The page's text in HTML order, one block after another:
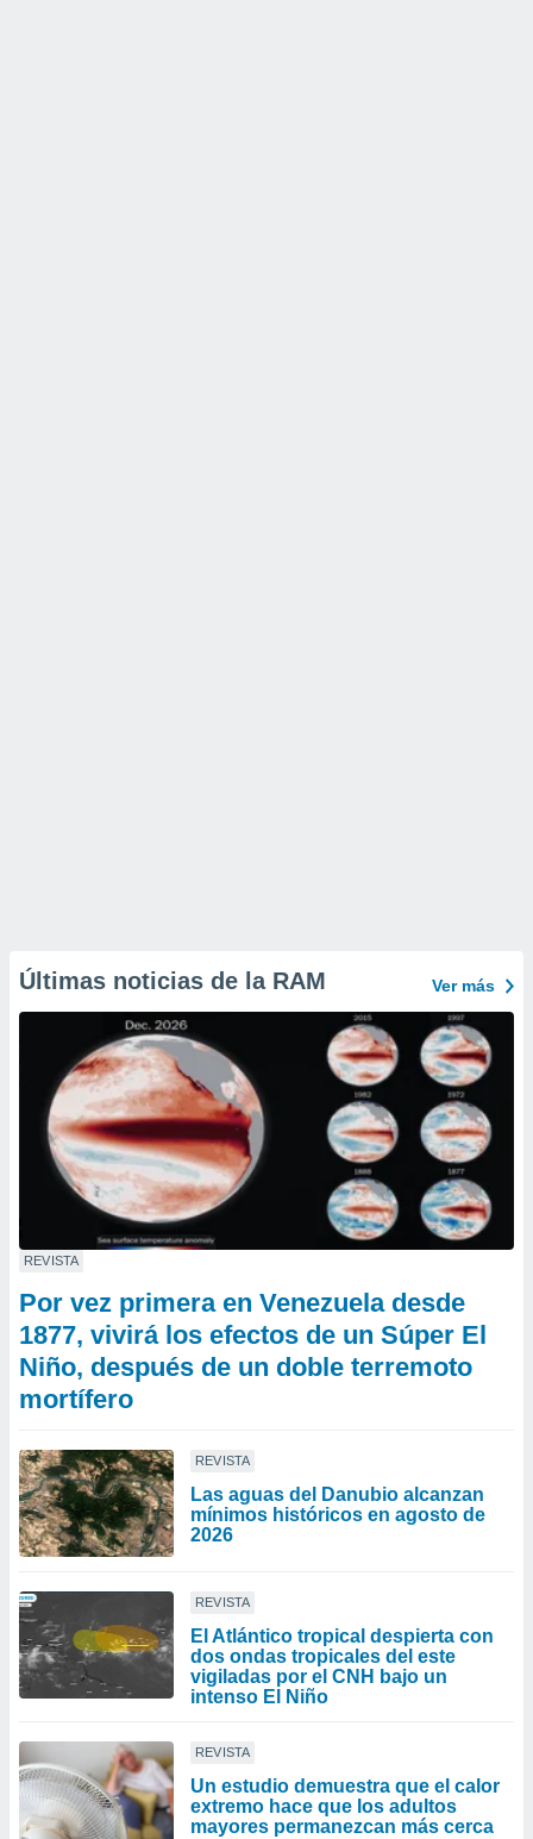
Últimas noticias de la RAM Ver más
REVISTA
Por vez primera en Venezuela desde
1877, vivirá los efectos de un Súper El
Niño, después de un doble terremoto
mortífero
REVISTA
Las aguas del Danubio alcanzan
mínimos históricos en agosto de
2026
REVISTA
El Atlántico tropical despierta con
dos ondas tropicales del este
vigiladas por el CNH bajo un
intenso El Niño
REVISTA
Un estudio demuestra que el calor
extremo hace que los adultos
mayores permanezcan más cerca